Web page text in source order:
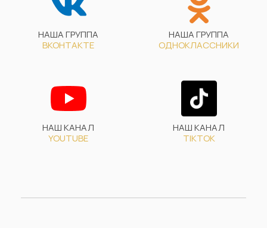
НАША ГРУППА
ВКОНТАКТЕ
НАША ГРУППА
ОДНОКЛАССНИКИ
НАШ КАНАЛ
YOUTUBE
НАШ КАНАЛ
TIKTOK